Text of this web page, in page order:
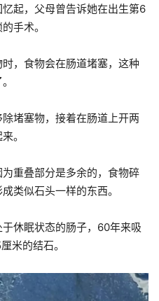
起，父母曾告诉她在出生第6
手术。
，食物会在肠道堵塞，这种
堵塞物，接着在肠道上开两
。
重叠部分是多余的，食物碎
类似石头一样的东西。
休眠状态的肠子，60年来吸
米的结石。